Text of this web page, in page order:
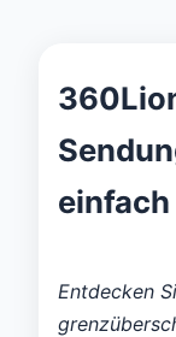
einfach
Entdecken